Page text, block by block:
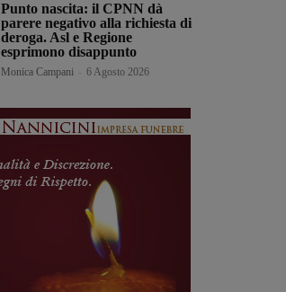
Punto nascita: il CPNN dà
parere negativo alla richiesta di
deroga. Asl e Regione
esprimono disappunto
Monica Campani 6 Agosto 2026